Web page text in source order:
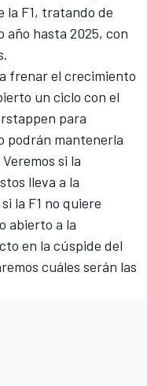
la F1, tratando de
año hasta 2025, con
frenar el crecimiento
un ciclo con el
para
podrán mantenerla
si la
lleva a la
la F1 no quiere
abierto a la
en la cúspide del
cuáles serán las